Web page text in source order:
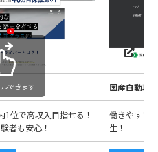
国産自動車
1位で高収入目指せる！
者も安心！
働きやすい
生！
できます